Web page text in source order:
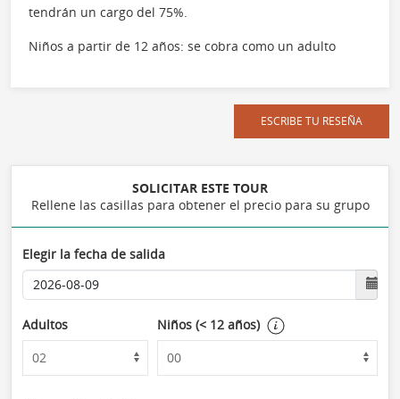
tendrán un cargo del 75%.
Niños a partir de 12 años: se cobra como un adulto
ESCRIBE TU RESEÑA
SOLICITAR ESTE TOUR
Rellene las casillas para obtener el precio para su grupo
Elegir la fecha de salida
Adultos Niños (< 12 años)